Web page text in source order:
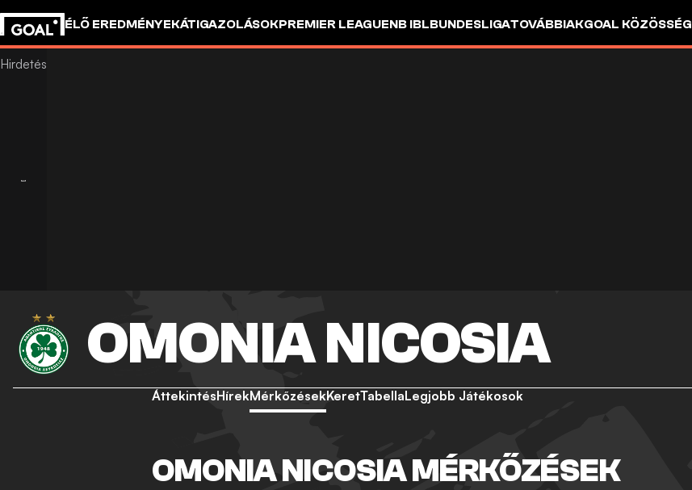
ÉLŐ EREDMÉNYEKÁTIGAZOLÁSOKPREMIER LEAGUENB IBLBUNDESLIGATOVÁBBIAKGOAL KÖZÖSSÉG
OMONIA NICOSIA
ÁttekintésHírekMérkőzésekKeretTabellaLegjobb Játékosok
OMONIA NICOSIA MÉRKŐZÉSEK